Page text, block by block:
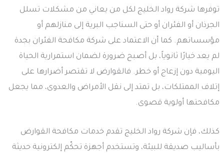
توفرها شركة رواد الخليج لكل من يعاني من مشكلات تسلل
الجرذان أو الفئران أو حتى السناجب البرية إلى منازلهم أو
مؤسساتهم. كما أن الاعتماد على شركة مكافحة الفئران بجدة
لم يعد خيارًا ثانوياً، بل أصبح ضرورة لضمان استمرارية الحياة
اليومية دون إزعاج أو خطر. فالقوارض لا تقتصر أضرارها على
إتلاف الممتلكات، بل تمتد إلى نقل الأمراض والعدوى، مما يجعل
مكافحتها أولوية قصوى.
كذلك، فإن شركة رواد الخليج تقدم خدمات مكافحة القوارض
بأساليب صديقة للبيئة، وتستخدم أجهزة تحكّم إلكترونية حديثة